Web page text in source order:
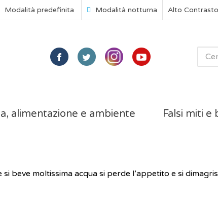
Modalità predefinita Modalità notturna Alto Contrasto
alimentazione e ambiente Falsi miti e
si beve moltissima acqua si perde l’appetito e si